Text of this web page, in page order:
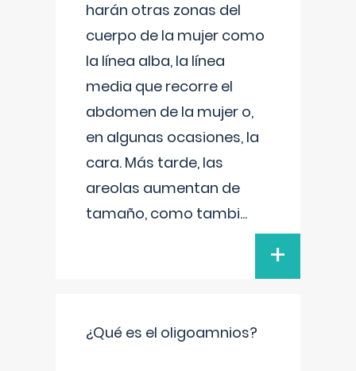
harán otras zonas del
cuerpo de la mujer como
la línea alba, la línea
media que recorre el
abdomen de la mujer o,
en algunas ocasiones, la
cara. Más tarde, las
areolas aumentan de
tamaño, como tambi...
+
¿Qué es el oligoamnios?